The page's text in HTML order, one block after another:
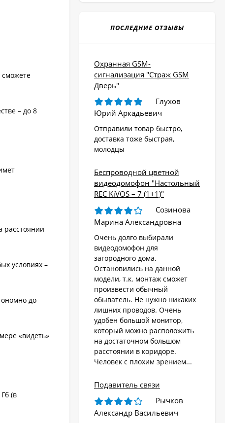
– до 8
расстоянии
условиях –
до
«видеть»
(в
ПОСЛЕДНИЕ ОТЗЫВЫ
Охранная GSM-
сигнализация "Страж GSM
Дверь"
Глухов
Юрий Аркадьевич
Отправили товар быстро,
доставка тоже быстрая,
молодцы
Беспроводной цветной
видеодомофон "Настольный
REC KiVOS – 7 (1+1)"
Созинова
Марина Александровна
Очень долго выбирали
видеодомофон для
загородного дома.
Остановились на данной
модели, т.к. монтаж сможет
произвести обычный
обыватель. Не нужно никаких
лишних проводов. Очень
удобен большой монитор,
который можно расположить
на достаточном большом
расстоянии в коридоре.
Человек с плохим зрением...
Подавитель связи
Рычков
Александр Васильевич